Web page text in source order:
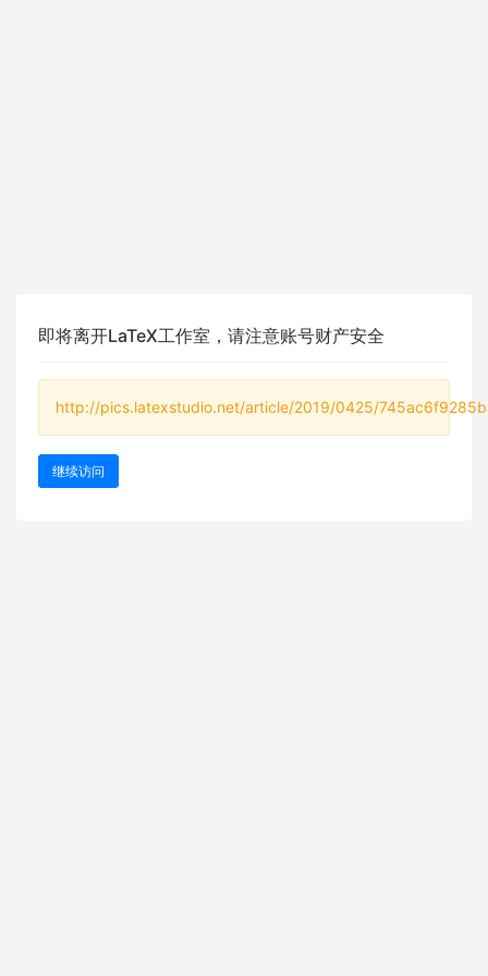
即将离开LaTeX工作室，请注意账号财产安全
http://pics.latexstudio.net/article/2019/0425/
继续访问